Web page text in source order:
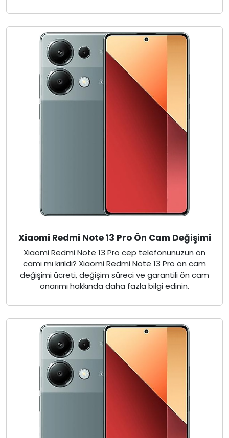
Xiaomi Redmi Note 13 Pro Ön Cam Değişimi
Xiaomi Redmi Note 13 Pro cep telefonunuzun ön
camı mı kırıldı? Xiaomi Redmi Note 13 Pro ön cam
değişimi ücreti, değişim süreci ve garantili ön cam
onarımı hakkında daha fazla bilgi edinin.